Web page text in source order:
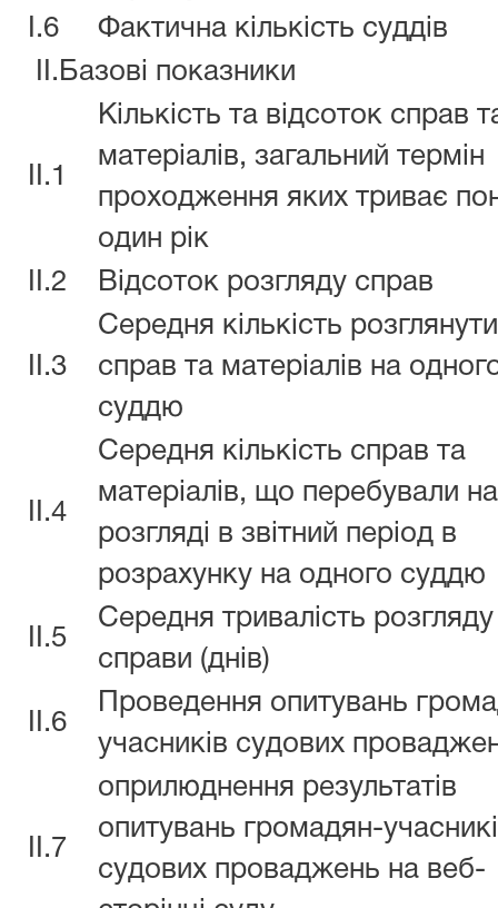
I.6
Фактична кількість суддів
II.Базові показники
II.1
Кількість та відсоток справ
матеріалів, загальний термін
проходження яких триває
один рік
II.2
Відсоток розгляду справ
II.3
Середня кількість
справ та матеріалів на
суддю
II.4
Середня кількість справ та
матеріалів, що перебували на
розгляді в звітний період в
розрахунку на одного суддю
II.5
Середня тривалість розгляду
справи (днів)
II.6
Проведення опитувань
учасників судових
II.7
оприлюднення результатів
опитувань громадян-
судових проваджень на веб-